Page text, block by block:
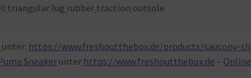
triangular lug rubber traction outsole
unter: https://www.freshoutthebox.de/products/saucony-
Sneakerunter https://www.freshoutthebox.de –